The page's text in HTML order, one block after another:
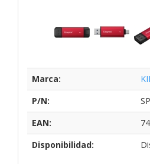
Marca:
P/N:
EAN:
Disponibilidad: